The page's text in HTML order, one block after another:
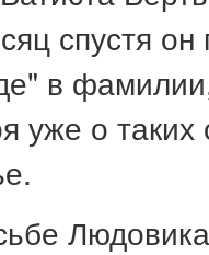
спустя
в
уже о